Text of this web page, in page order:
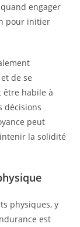
engager
pour initier
de se
être habile à
décisions
peut
la solidité
physiques, y
est